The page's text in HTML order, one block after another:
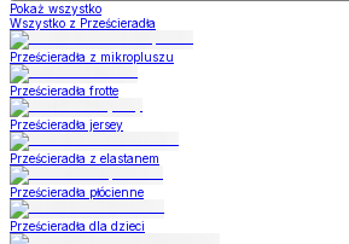
Pokaż wszystko
Wszystko z Prześcieradła
Prześcieradła z mikropluszu
Prześcieradła frotte
Prześcieradła jersey
Prześcieradła z elastanem
Prześcieradła płócienne
Prześcieradła dla dzieci